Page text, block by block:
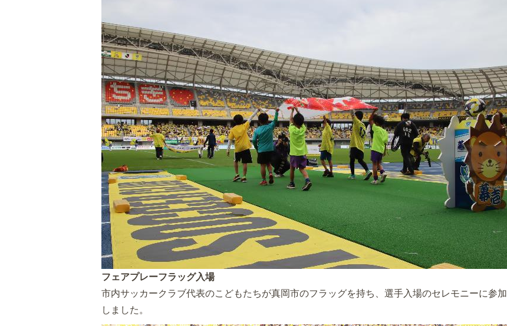
フェアプレーフラッグ入場
市内サッカークラブ代表のこどもたちが真岡市のフラッグを持ち、選手入場のセレモニーに参加
しました。